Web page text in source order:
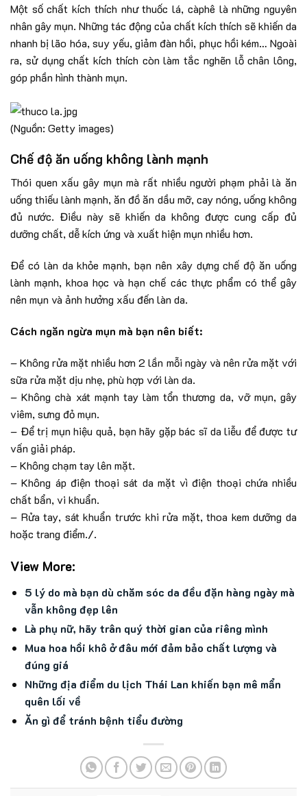
Một số chất kích thích như thuốc lá, càphê là những nguyên
nhân gây mụn. Những tác động của chất kích thích sẽ khiến da
nhanh bị lão hóa, suy yếu, giảm đàn hồi, phục hồi kém… Ngoài
ra, sử dụng chất kích thích còn làm tắc nghẽn lỗ chân lông,
góp phần hình thành mụn.
(Nguồn: Getty images)
Chế độ ăn uống không lành mạnh
Thói quen xấu gây mụn mà rất nhiều người phạm phải là ăn
uống thiếu lành mạnh, ăn đồ ăn dầu mỡ, cay nóng, uống không
đủ nước. Điều này sẽ khiến da không được cung cấp đủ
dưỡng chất, dễ kích ứng và xuất hiện mụn nhiều hơn.
Để có làn da khỏe mạnh, bạn nên xây dựng chế độ ăn uống
lành mạnh, khoa học và hạn chế các thực phẩm có thể gây
nên mụn và ảnh hưởng xấu đến làn da.
Cách ngăn ngừa mụn mà bạn nên biết:
– Không rửa mặt nhiều hơn 2 lần mỗi ngày và nên rửa mặt với
sữa rửa mặt dịu nhẹ, phù hợp với làn da.
– Không chà xát mạnh tay làm tổn thương da, vỡ mụn, gây
viêm, sưng đỏ mụn.
– Để trị mụn hiệu quả, bạn hãy gặp bác sĩ da liễu để được tư
vấn giải pháp.
– Không chạm tay lên mặt.
– Không áp điện thoại sát da mặt vì điện thoại chứa nhiều
chất bẩn, vi khuẩn.
– Rửa tay, sát khuẩn trước khi rửa mặt, thoa kem dưỡng da
hoặc trang điểm./.
View More:
5 lý do mà bạn dù chăm sóc da đều đặn hàng ngày mà
vẫn không đẹp lên
Là phụ nữ, hãy trân quý thời gian của riêng mình
Mua hoa hồi khô ở đâu mới đảm bảo chất lượng và
đúng giá
Những địa điểm du lịch Thái Lan khiến bạn mê mẩn
quên lối về
Ăn gì để tránh bệnh tiểu đường